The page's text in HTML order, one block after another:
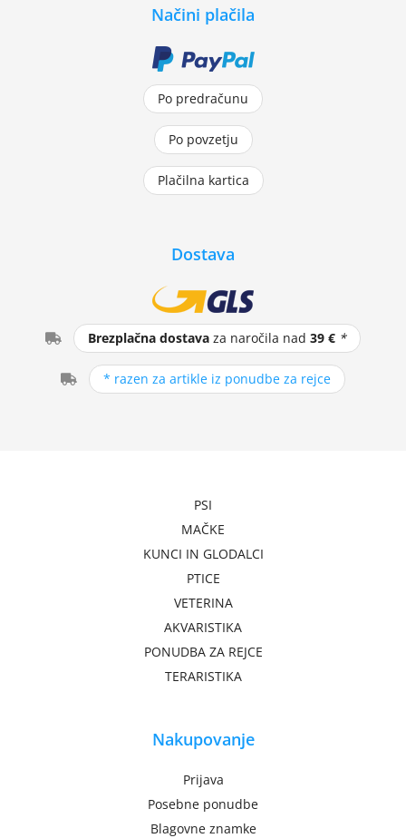
Načini plačila
Po predračunu
Po povzetju
Plačilna kartica
Dostava
Brezplačna dostava za naročila nad39 € *
* razen za artikle iz ponudbe za rejce
PSI
MAČKE
KUNCI IN GLODALCI
PTICE
VETERINA
AKVARISTIKA
PONUDBA ZA REJCE
TERARISTIKA
Nakupovanje
Prijava
Posebne ponudbe
Blagovne znamke